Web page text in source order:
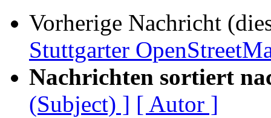
Vorherige Nachricht
Stuttgarter
Nachrichten sortiert
(Subject) ] [ Autor ]